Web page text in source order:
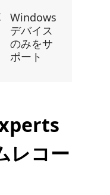
Windows
デバイス
のみをサ
ポート
レコー